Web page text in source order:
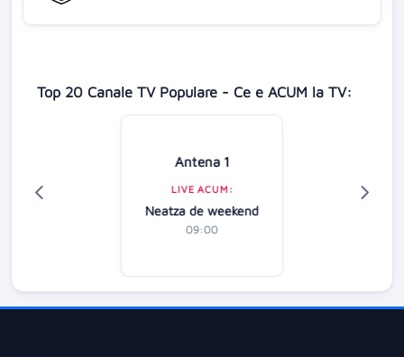
Top 20 Canale TV Populare - Ce e ACUM la TV:
Antena 1
LIVE ACUM:
Neatza de weekend
09:00